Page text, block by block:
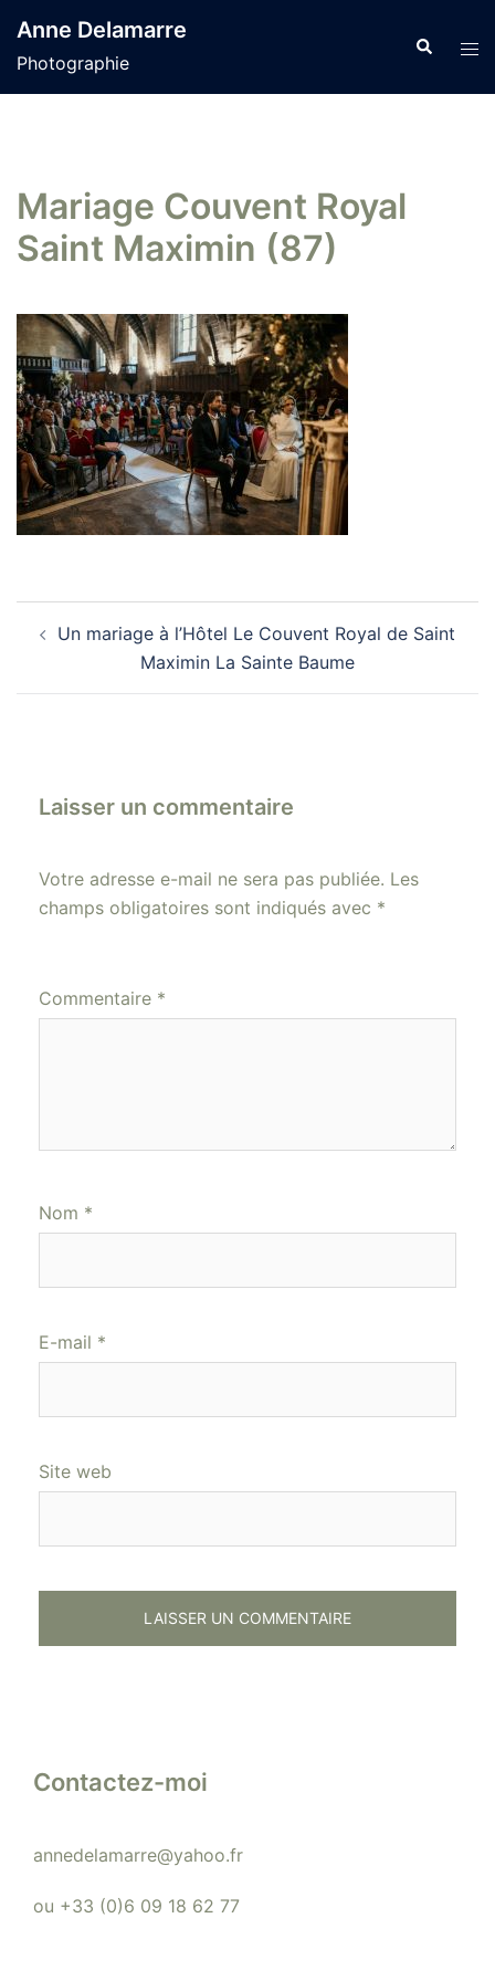
au
contenu
Anne Delamarre
Photographie
Mariage Couvent Royal
Saint Maximin (87)
d’article
Un mariage à l’Hôtel Le Couvent Royal de Saint
Maximin La Sainte Baume
Laisser un commentaire
Votre adresse e-mail ne sera pas publiée. Les
champs obligatoires sont indiqués avec *
Commentaire *
Nom *
E-mail *
Site web
Contactez-moi
annedelamarre@yahoo.fr
ou +33 (0)6 09 18 62 77